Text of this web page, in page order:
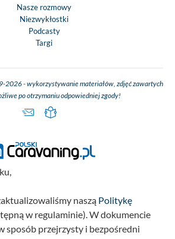
Nasze rozmowy
Niezwykłostki
Podcasty
Targi
2026 - wykorzystywanie materiałów, zdjęć zawartych
po otrzymaniu odpowiedniej zgody!
naszą Politykę
w regulaminie). W dokumencie
sposób przejrzysty i bezpośredni